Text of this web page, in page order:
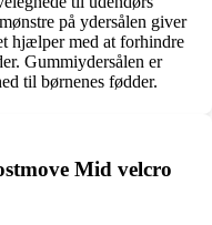
på ydersålen giver
hjælper med at forhindre
Gummiydersålen er
til børnenes fødder.
Mid velcro